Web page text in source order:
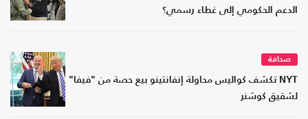
الدعم الحكومي إلى غطاء رسمي؟
صحافة
NYT تكشف كواليس محاولة إنفانتينو بيع حصة من "فيفا"
لشقيق كوشنر